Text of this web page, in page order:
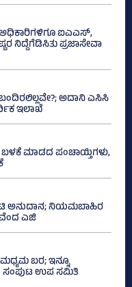
ಐಎಎಸ್‌,
ಪ್ರಜಾಸೇವಾ
ಅದಾನಿ ಎಸಿಸಿ
ಇಲಾಖೆ
ಬಳಕೆ ಮಾಡದ ಪಂಚಾಯ್ತಿಗಳು,
ಅನುದಾನ; ನಿಯಮಬಾಹಿರ
ಎಜಿ
ಮಧ್ಯಮ ಬರ; ಇನ್ನೂ
ಸಂಪುಟ ಉಪ ಸಮಿತಿ